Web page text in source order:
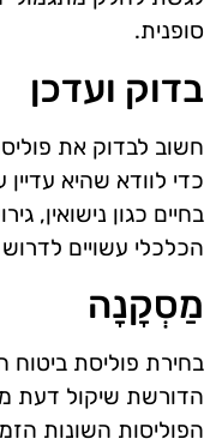
סופנית.
בדוק ועדכן
חשוב לבדוק את
כדי לוודא שהיא
בחיים כגון נישואין,
הכלכלי עשויים
מַסְקָנָה
בחירת פוליסת ביטוח
הדורשת שיקול דעת
הפוליסות השונות